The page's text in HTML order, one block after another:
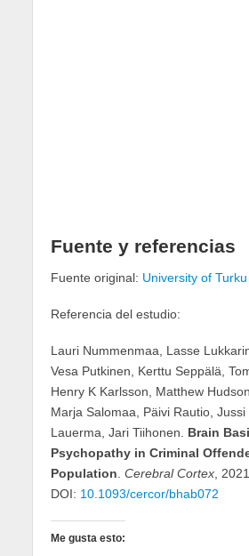
Fuente y referencias
Fuente original: University of Turku
Referencia del estudio:
Lauri Nummenmaa, Lasse
Vesa Putkinen, Kerttu Seppälä,
Henry K Karlsson, Matthew
Marja Salomaa, Päivi Rautio,
Lauerma, Jari Tiihonen. Brain
Psychopathy in Criminal
Population Cerebral Cortex,
DOI: 10.1093/cercor/bhab072
Me gusta esto: